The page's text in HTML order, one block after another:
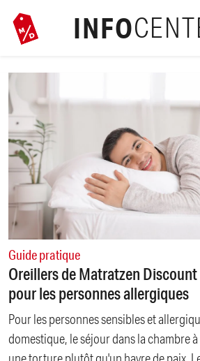
INFO
Guide pratique
Oreillers de Matratzen
pour les personnes allergiques
Pour les personnes sensibles et
domestique, le séjour dans la chambre